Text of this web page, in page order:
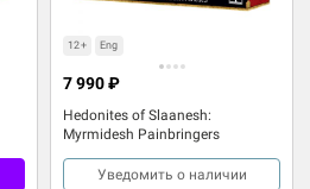
12+ Eng
Hedonites of Slaanesh:
Myrmidesh Painbringers
7 990 ₽
Уведомить о наличии